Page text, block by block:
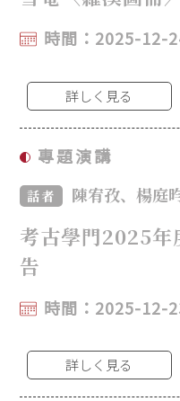
時間：2025-12-
詳しく見る
專題演講
話者 陳宥孜、楊庭
考古學門2025年
告
時間：2025-12-
詳しく見る